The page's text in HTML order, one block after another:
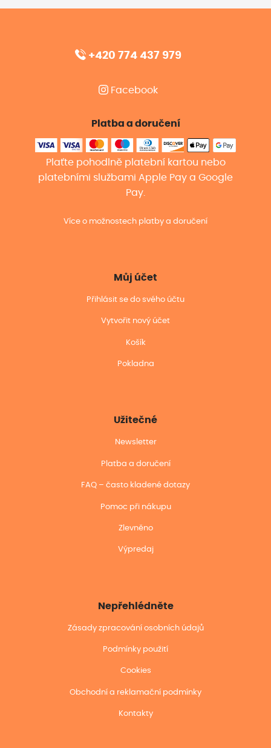
+420 774 437 979
Facebook
Platba a doručení
Plaťte pohodlně platební kartou nebo
platebními službami Apple Pay a Google
Pay.
Více o možnostech platby a doručení
Můj účet
Přihlásit se do svého účtu
Vytvořit nový účet
Košík
Pokladna
Užitečné
Newsletter
Platba a doručení
FAQ – často kladené dotazy
Pomoc při nákupu
Zlevněno
Výpredaj
Nepřehlédněte
Zásady zpracování osobních údajů
Podmínky použití
Cookies
Obchodní a reklamační podmínky
Kontakty